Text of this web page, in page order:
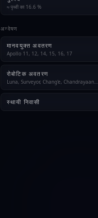
≈ पृथ्वी का 16.6 %
अन्वेषण
मानवयुक्त अवतरण
Apollo 11, 12, 14, 15, 16, 17
रोबोटिक अवतरण
Luna, Surveyor, Chang'e, Chandrayaan…
स्थायी निवासी